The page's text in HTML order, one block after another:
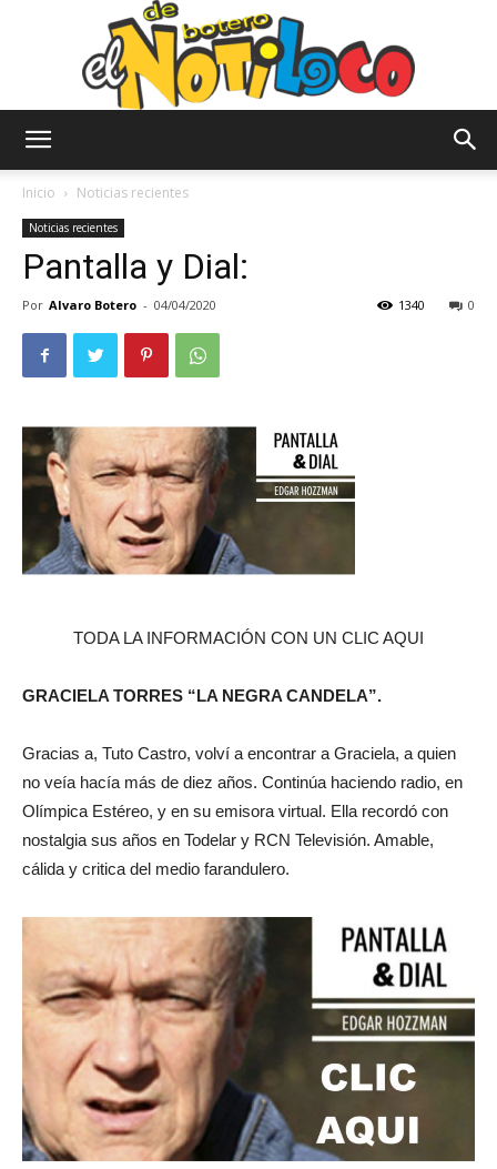
Botero
Inicio Noticias recientes
Noticias recientes
Pantalla y Dial:
Por Alvaro Botero - 04/04/2020 0
1340
TODA LA INFORMACIÓN CON UN CLIC AQUI
GRACIELA TORRES “LA NEGRA CANDELA”.
Gracias a, Tuto Castro, volví a encontrar a Graciela, a quien
no veía hacía más de diez años. Continúa haciendo radio, en
Olímpica Estéreo, y en su emisora virtual. Ella recordó con
nostalgia sus años en Todelar y RCN Televisión. Amable,
cálida y critica del medio farandulero.